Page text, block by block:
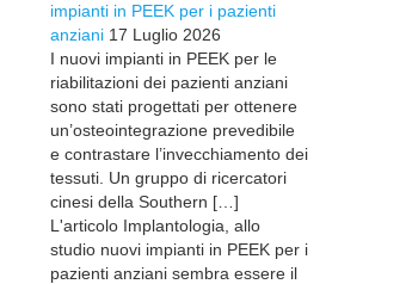
impianti in PEEK per i pazienti
anziani 17 Luglio 2026
I nuovi impianti in PEEK per le
riabilitazioni dei pazienti anziani
sono stati progettati per ottenere
un’osteointegrazione prevedibile
e contrastare l’invecchiamento dei
tessuti. Un gruppo di ricercatori
cinesi della Southern […]
L'articolo Implantologia, allo
studio nuovi impianti in PEEK per i
pazienti anziani sembra essere il